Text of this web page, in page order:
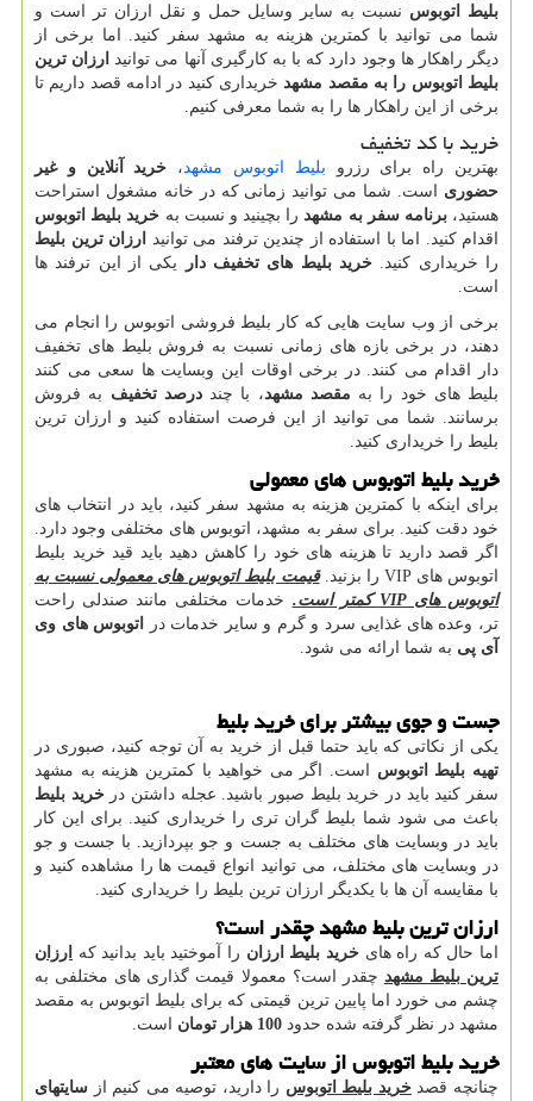
بلیط اتوبوس نسبت به سایر وسایل حمل و نقل ارزان تر است و
شما می توانید با کمترین هزینه به مشهد سفر کنید. اما برخی از
دیگر راهکار ها وجود دارد که با به کارگیری آنها می توانید
ارزان ترین
بلیط اتوبوس را به مقصد مشهدخریداری کنید در ادامه قصد داریم تا
برخی از این راهکار ها را به شما معرفی کنیم.
خرید با کد تخفیف
بهترین راه برای رزرو بلیط اتوبوس مشهد ، خرید آنلاین و غیر
حضوری است. شما می توانید زمانی که در خانه مشغول استراحت
هستید،برنامه سفر به مشهدرا بچینید و نسبت به خرید بلیط اتوبوس
اقدام کنید. اما با استفاده از چندین ترفند می توانید
ارزان ترین بلیط
را خریداری کنید. خرید بلیط های تخفیف دار
یکی از این ترفند ها
است.
برخی از وب سایت هایی که کار بلیط فروشی اتوبوس را انجام می
دهند، در برخی بازه های زمانی نسبت به فروش بلیط های تخفیف
دار اقدام می کنند. در برخی اوقات این وبسایت ها سعی می کنند
بلیط های خود را به مقصد مشهد، با چنددرصد تخفیف به فروش
برسانند. شما می توانید از این فرصت استفاده کنید و ارزان ترین
بلیط را خریداری کنید.
خرید بلیط اتوبوس های معمولی
برای اینکه با کمترین هزینه به مشهد سفر کنید، باید در انتخاب های
خود دقت کنید. برای سفر به مشهد، اتوبوس های مختلفی وجود دارد.
اگر قصد دارید تا هزینه های خود را کاهش دهید باید قید خرید بلیط
اتوبوس هایVIP را بزنید.قیمت بلیط اتوبوس های معمولی نسبت به
اتوبوس هایVIP کمتر است. خدمات مختلفی مانند صندلی راحت
تر، وعده های غذایی سرد و گرم و سایر خدمات در
اتوبوس های وی
آی پی به شما ارائه می شود.
جست و جوی بیشتر برای خرید بلیط
یکی از نکاتی که باید حتما قبل از خرید به آن توجه کنید، صبوری در
تهیه بلیط اتوبوس است. اگر می خواهید با کمترین هزینه به مشهد
سفر کنید باید در خرید بلیط صبور باشید. عجله داشتن درخرید بلیط
باعث می شود شما بلیط گران تری را خریداری کنید. برای این کار
باید در وبسایت های مختلف به جست و جو بپردازید. با جست و جو
در وبسایت های مختلف، می توانید انواع قیمت ها را مشاهده کنید و
با مقایسه آن ها با یکدیگر ارزان ترین بلیط را خریداری کنید.
ارزان ترین بلیط مشهد چقدر است؟
اما حال که راه هایخرید بلیط ارزان را آموختید باید بدانید که
ارزان
ترین بلیط مشهد چقدر است؟ معمولا قیمت گذاری های مختلفی به
چشم می خورد اما پایین ترین قیمتی که برای بلیط اتوبوس به مقصد
مشهد در نظر گرفته شده حدود 100 هزار تومان است.
خرید بلیط اتوبوس از سایت های معتبر
چنانچه قصدخرید بلیط اتوبوس را دارید، توصیه می کنیم از سایتهای